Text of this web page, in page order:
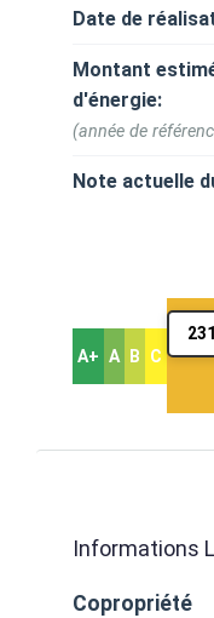
Date de
Montant
d'énergie:
(année de
Note actuelle
A+ A B C
Informations
Copropriété